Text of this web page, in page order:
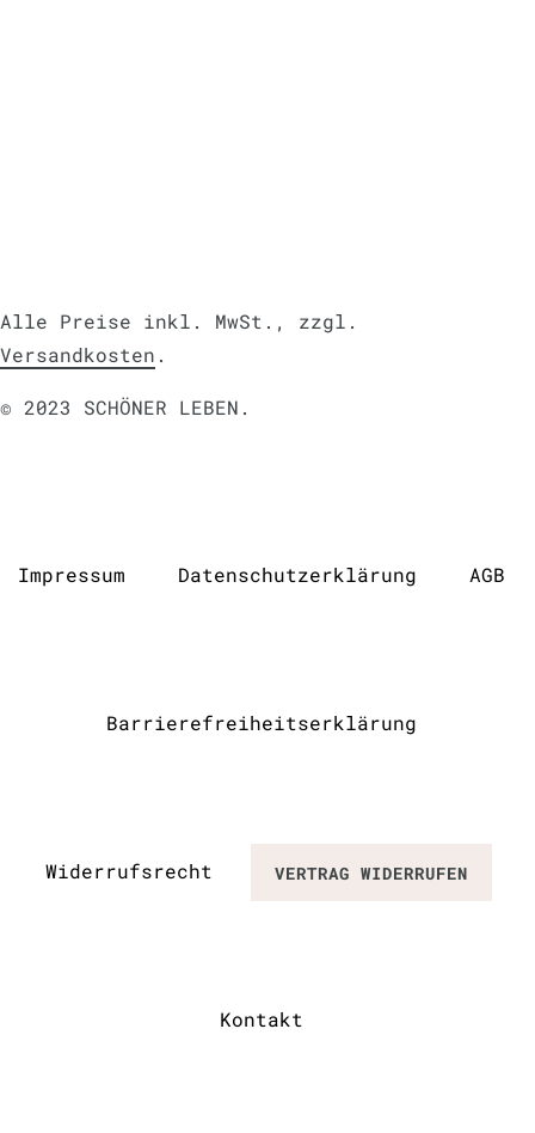
Alle Preise inkl. MwSt., zzgl.
Versandkosten .
© 2023 SCHÖNER LEBEN.
Impressum Daten­schutz­erklärung AGB
Barrierefreiheitserklärung
Widerrufs­recht VERTRAG WIDERRUFEN
Kontakt